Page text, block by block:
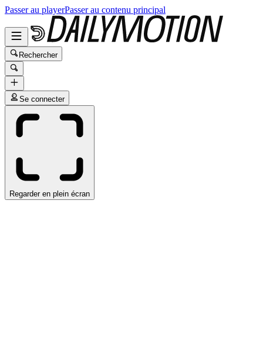
Passer au playerPasser au contenu principal
Rechercher
Se connecter
Regarder en plein écran